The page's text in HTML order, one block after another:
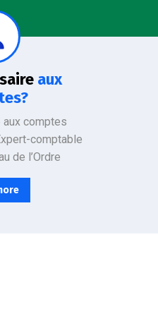
aux
aux comptes
comptable
de l’Ordre